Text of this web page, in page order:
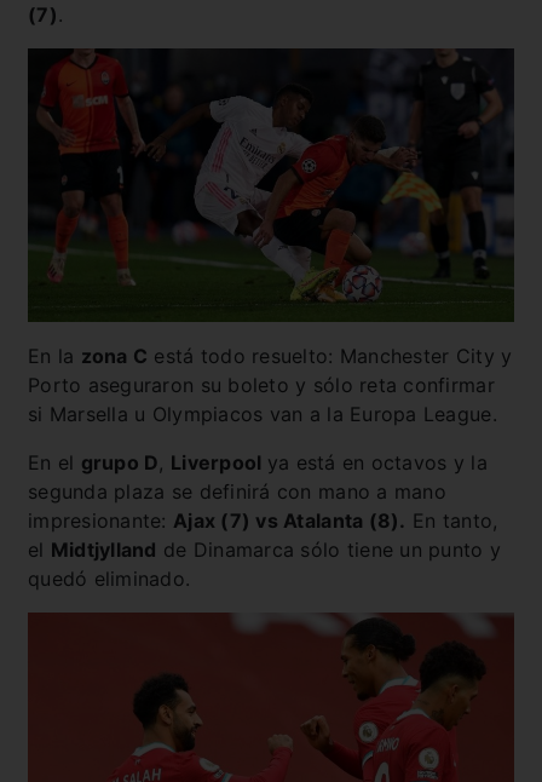
(7) .
En la zona C está todo resuelto: Manchester City y
Porto aseguraron su boleto y sólo reta confirmar
si Marsella u Olympiacos van a la Europa League.
En el grupo D, Liverpool ya está en octavos y la
segunda plaza se definirá con mano a mano
impresionante: Ajax (7) vs Atalanta (8). En tanto,
el Midtjylland de Dinamarca sólo tiene un punto y
quedó eliminado.